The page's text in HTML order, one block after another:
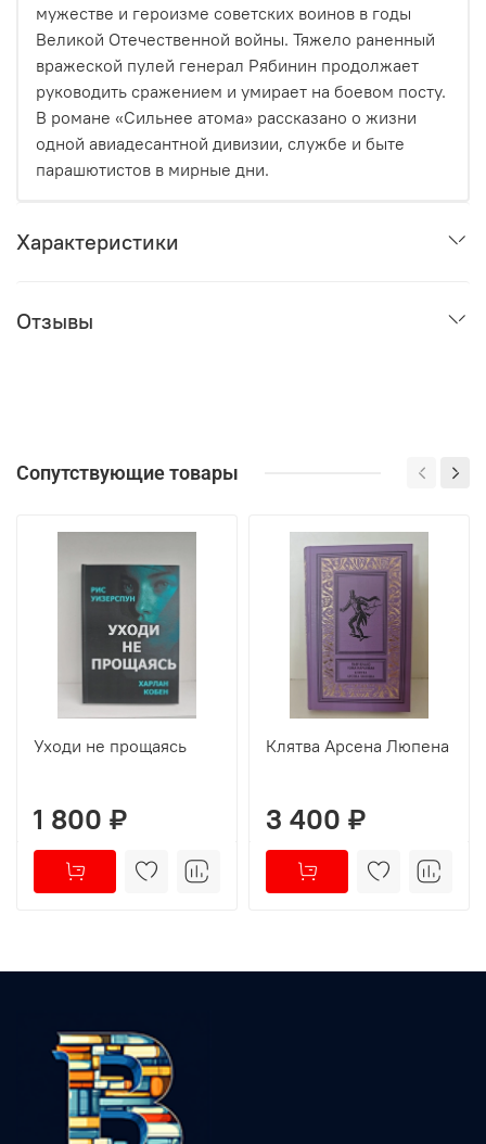
мужестве и героизме советских воинов в годы
Великой Отечественной войны. Тяжело раненный
вражеской пулей генерал Рябинин продолжает
руководить сражением и умирает на боевом посту.
В романе «Сильнее атома» рассказано о жизни
одной авиадесантной дивизии, службе и быте
парашютистов в мирные дни.
Характеристики
Отзывы
Сопутствующие товары
Уходи не прощаясь
1 800 ₽
Клятва Арсена Люпена
3 400 ₽